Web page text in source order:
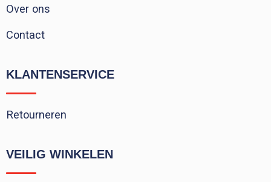
Over ons
Contact
KLANTENSERVICE
Retourneren
VEILIG WINKELEN